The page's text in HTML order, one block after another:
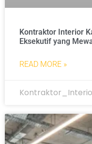
Kontraktor Interior
Eksekutif yang
READ MORE »